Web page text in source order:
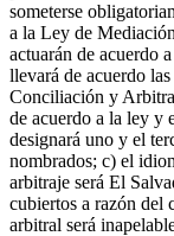
someterse
a la Ley de
actuarán de acuerdo
llevará de acuerdo
Conciliación y
de acuerdo a la ley y
designará uno y el
nombrados; c) el
arbitraje será El
cubiertos a razón del
arbitral será